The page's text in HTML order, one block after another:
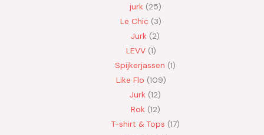
jurk 25
Le Chic 3
Jurk 2
LEVV 1
Spijkerjassen 1
Like Flo 109
Jurk 12
Rok 12
T-shirt & Tops 17